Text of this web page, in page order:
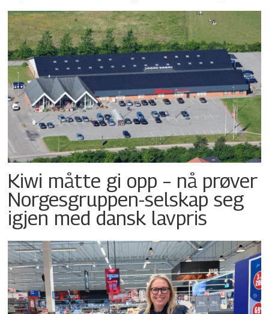
Kiwi måtte gi opp – nå prøver
Norgesgruppen-selskap seg
igjen med dansk lavpris